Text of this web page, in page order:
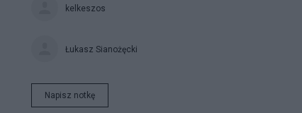
kelkeszos
Łukasz Sianożęcki
Napisz notkę